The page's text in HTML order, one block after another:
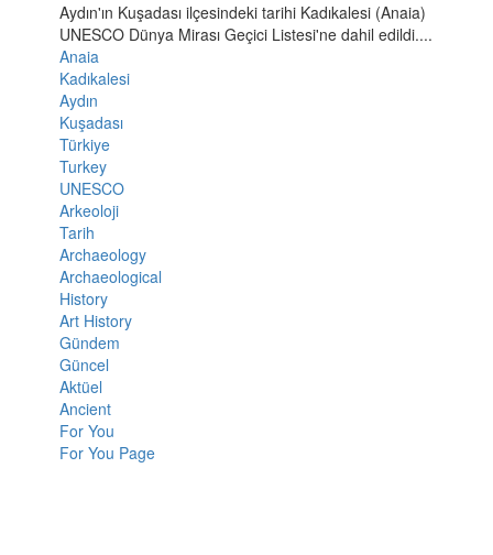
Aydın'ın Kuşadası ilçesindeki tarihi Kadıkalesi (Anaia)
UNESCO Dünya Mirası Geçici Listesi'ne dahil edildi....
Anaia
Kadıkalesi
Aydın
Kuşadası
Türkiye
Turkey
UNESCO
Arkeoloji
Tarih
Archaeology
Archaeological
History
Art History
Gündem
Güncel
Aktüel
Ancient
For You
For You Page